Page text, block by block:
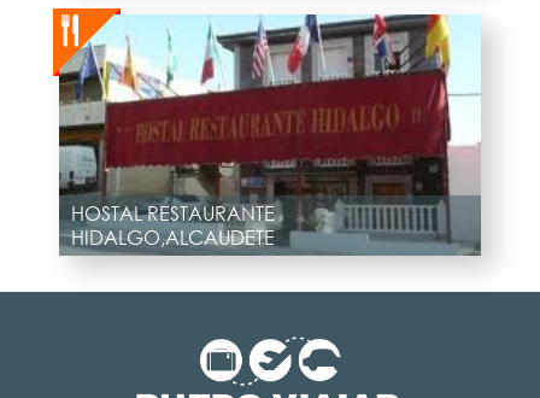
HOSTAL RESTAURANTE
HIDALGO,ALCAUDETE